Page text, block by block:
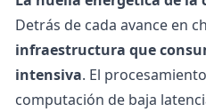
Detrás de cada avance en
infraestructura que
intensiva. El
computación de baja